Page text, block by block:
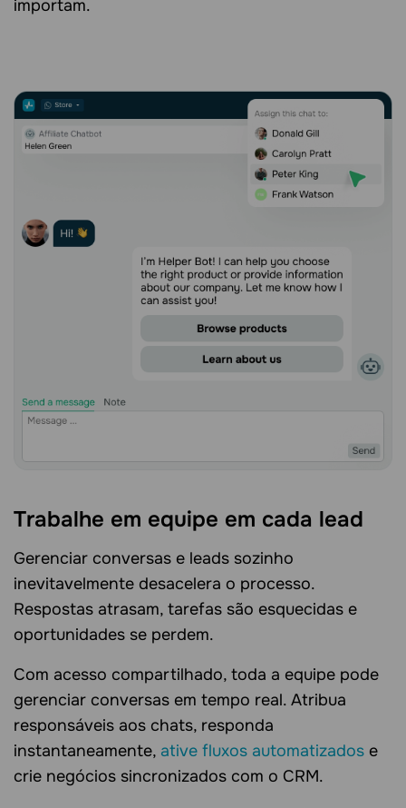
importam.
Trabalhe em equipe em cada lead
Gerenciar conversas e leads sozinho
inevitavelmente desacelera o processo.
Respostas atrasam, tarefas são esquecidas e
oportunidades se perdem.
Com acesso compartilhado, toda a equipe pode
gerenciar conversas em tempo real. Atribua
responsáveis aos chats, responda
instantaneamente, ative fluxos automatizados e
crie negócios sincronizados com o CRM.